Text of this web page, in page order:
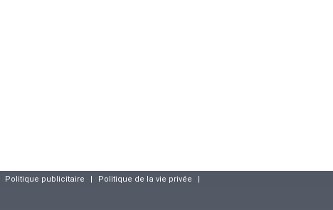
Politique publicitaire | Politique de la vie privée |